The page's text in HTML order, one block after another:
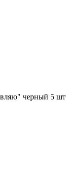
черный 5 шт